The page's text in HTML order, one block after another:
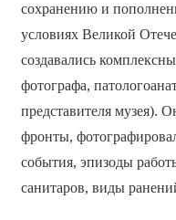
сохранению и
условиях Великой
создавались
фотографа,
представителя музея).
фронты,
события, эпизоды
санитаров, виды